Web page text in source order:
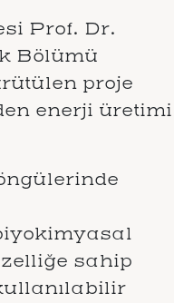
Prof. Dr.
Bölümü
proje
enerji üretimi
sahip